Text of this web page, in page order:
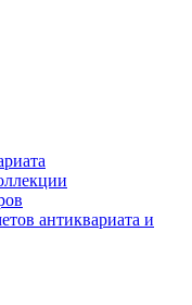
антиквариата и